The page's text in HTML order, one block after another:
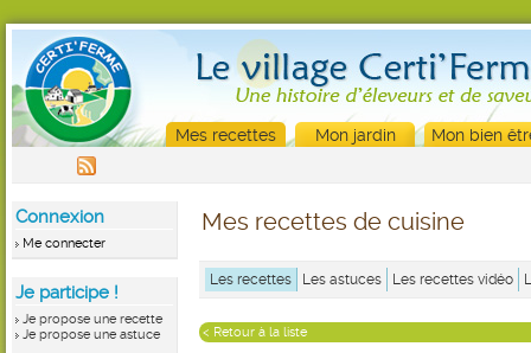
Mes recettes Mon jardin Mon bien
Connexion
Me connecter
Je participe !
Je propose une recette
Je propose une astuce
Mes recettes de cuisine
Les recettes Les astuces Les recettes vidéo
< Retour à la liste